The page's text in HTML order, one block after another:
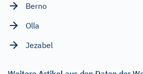
Berno
Olla
Jezabel